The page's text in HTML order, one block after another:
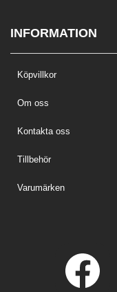
INFORMATION
Köpvillkor
Om oss
Kontakta oss
Tillbehör
Varumärken